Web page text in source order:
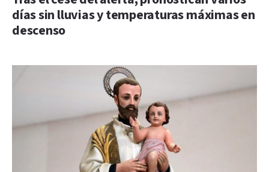
días sin lluvias y temperaturas máximas en
descenso